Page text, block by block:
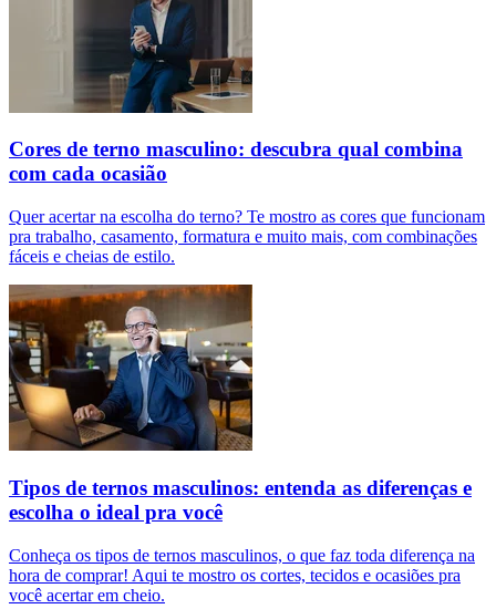
Cores de terno masculino: descubra qual combina
com cada ocasião
Quer acertar na escolha do terno? Te mostro as cores que funcionam
pra trabalho, casamento, formatura e muito mais, com combinações
fáceis e cheias de estilo.
Tipos de ternos masculinos: entenda as diferenças e
escolha o ideal pra você
Conheça os tipos de ternos masculinos, o que faz toda diferença na
hora de comprar! Aqui te mostro os cortes, tecidos e ocasiões pra
você acertar em cheio.